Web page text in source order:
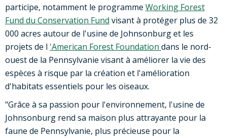
participe, notamment le programme Working Forest
Fund du Conservation Fund visant à protéger plus de 32
000 acres autour de l'usine de Johnsonburg et les
projets de l 'American Forest Foundation dans le nord-
ouest de la Pennsylvanie visant à améliorer la vie des
espèces à risque par la création et l'amélioration
d'habitats essentiels pour les oiseaux.
"Grâce à sa passion pour l'environnement, l'usine de
Johnsonburg rend sa maison plus attrayante pour la
faune de Pennsylvanie, plus précieuse pour la